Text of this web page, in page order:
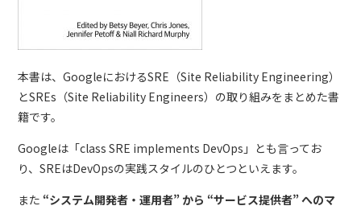
本書は、GoogleにおけるSRE（Site Reliability Engineering）
とSREs（Site Reliability Engineers）の取り組みをまとめた書
籍です。
Googleは「class SRE implements DevOps」とも言ってお
り、SREはDevOpsの実践スタイルのひとつといえます。
また “システム開発者・運用者” から “サービス提供者” へのマ